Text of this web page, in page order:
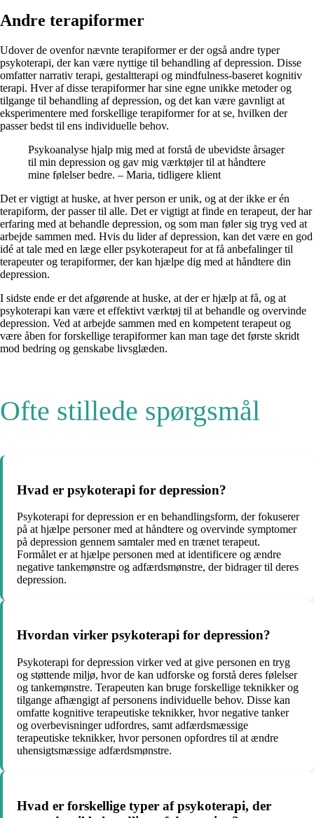
Andre terapiformer
Udover de ovenfor nævnte terapiformer er der også andre typer
psykoterapi, der kan være nyttige til behandling af depression. Disse
omfatter narrativ terapi, gestaltterapi og mindfulness-baseret kognitiv
terapi. Hver af disse terapiformer har sine egne unikke metoder og
tilgange til behandling af depression, og det kan være gavnligt at
eksperimentere med forskellige terapiformer for at se, hvilken der
passer bedst til ens individuelle behov.
Psykoanalyse hjalp mig med at forstå de ubevidste årsager
til min depression og gav mig værktøjer til at håndtere
mine følelser bedre. – Maria, tidligere klient
Det er vigtigt at huske, at hver person er unik, og at der ikke er én
terapiform, der passer til alle. Det er vigtigt at finde en terapeut, der har
erfaring med at behandle depression, og som man føler sig tryg ved at
arbejde sammen med. Hvis du lider af depression, kan det være en god
idé at tale med en læge eller psykoterapeut for at få anbefalinger til
terapeuter og terapiformer, der kan hjælpe dig med at håndtere din
depression.
I sidste ende er det afgørende at huske, at der er hjælp at få, og at
psykoterapi kan være et effektivt værktøj til at behandle og overvinde
depression. Ved at arbejde sammen med en kompetent terapeut og
være åben for forskellige terapiformer kan man tage det første skridt
mod bedring og genskabe livsglæden.
Ofte stillede spørgsmål
Hvad er psykoterapi for depression?
Psykoterapi for depression er en behandlingsform, der fokuserer
på at hjælpe personer med at håndtere og overvinde symptomer
på depression gennem samtaler med en trænet terapeut.
Formålet er at hjælpe personen med at identificere og ændre
negative tankemønstre og adfærdsmønstre, der bidrager til deres
depression.
Hvordan virker psykoterapi for depression?
Psykoterapi for depression virker ved at give personen en tryg
og støttende miljø, hvor de kan udforske og forstå deres følelser
og tankemønstre. Terapeuten kan bruge forskellige teknikker og
tilgange afhængigt af personens individuelle behov. Disse kan
omfatte kognitive terapeutiske teknikker, hvor negative tanker
og overbevisninger udfordres, samt adfærdsmæssige
terapeutiske teknikker, hvor personen opfordres til at ændre
uhensigtsmæssige adfærdsmønstre.
Hvad er forskellige typer af psykoterapi, der